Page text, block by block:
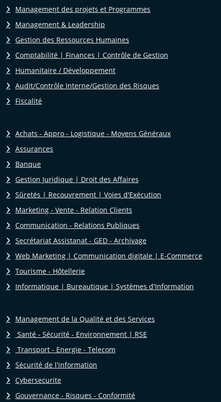
Management des projets et Programmes
Management & Leadership
Gestion des Ressources Humaines
Comptabilité | Finances | Contrôle de Gestion
Humanitaire / Développement
Audit/Contrôle Interne/Gestion des Risques
Fiscalité
Achats - Appro - Logistique - Moyens Généraux
Assurances
Banque
Gestion Juridique | Droit des Affaires
Sûretés | Recouvrement | Voies d'Exécution
Marketing - Vente - Relation Clients
Communication - Relations Publiques
Secrétariat Assistanat - GED - Archivage
Web Marketing | Communication digitale | E-Commerce
Tourisme - Hôtellerie
Informatique | Bureautique | Systèmes d'Information
Management de la Qualité et des Services
Santé - Sécurité - Environnement | RSE
Transport - Energie - Telecom
Sécurité de l'information
Cybersecurite
Gouvernance - Risques - Conformité